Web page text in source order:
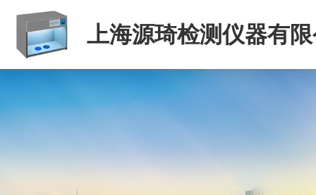
上海源琦检测仪器有